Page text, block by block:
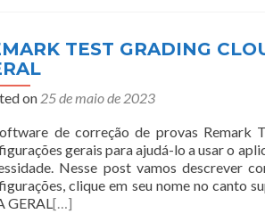
TEST GRADING
on 25 de maio de 2023
de correção de provas Remark
gerais para ajudá-lo a usar o
Nesse post vamos descrever
clique em seu nome no canto
GERAL[…]